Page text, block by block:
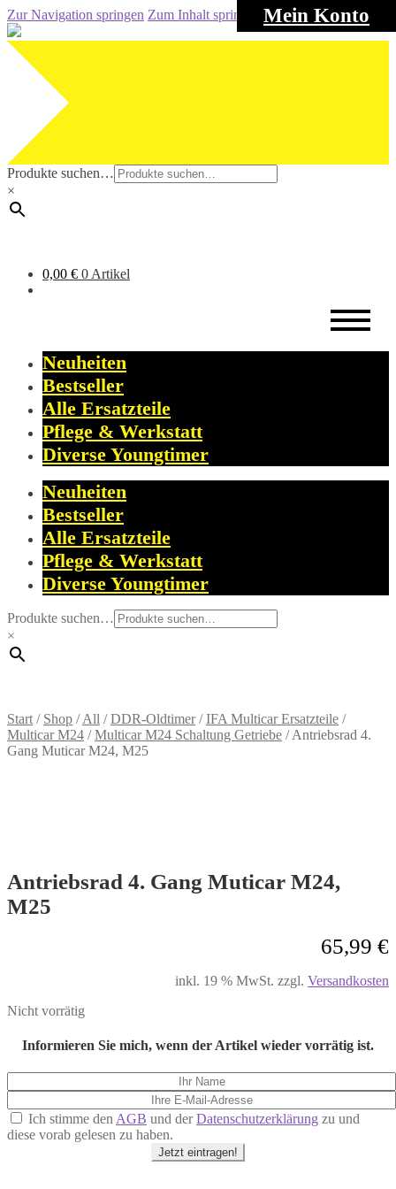
Mein Konto
Zur Navigation springen Zum Inhalt springen
Produkte suchen…
×
0,00 € 0 Artikel
Neuheiten
Bestseller
Alle Ersatzteile
Pflege & Werkstatt
Diverse Youngtimer
Neuheiten
Bestseller
Alle Ersatzteile
Pflege & Werkstatt
Diverse Youngtimer
Produkte suchen…
×
Start / Shop /All /DDR-Oldtimer/IFA Multicar Ersatzteile /
Multicar M24 /Multicar M24 Schaltung Getriebe /Antriebsrad 4.
Gang Muticar M24, M25
Antriebsrad 4. Gang Muticar M24,
M25
65,99 €
inkl. 19 % MwSt. zzgl. Versandkosten
Nicht vorrätig
Informieren Sie mich, wenn der Artikel wieder vorrätig ist.
Ich stimme den AGB und derDatenschutzerklärung zu und
diese vorab gelesen zu haben.
Jetzt eintragen!